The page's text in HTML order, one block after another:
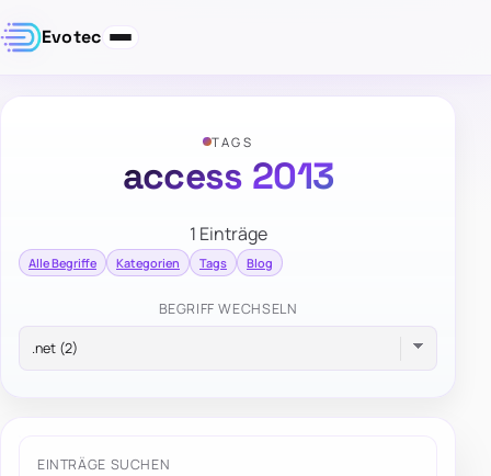
Evotec
TAGS
access 2013
1 Einträge
Alle Begriffe Kategorien Tags Blog
BEGRIFF WECHSELN
EINTRÄGE SUCHEN